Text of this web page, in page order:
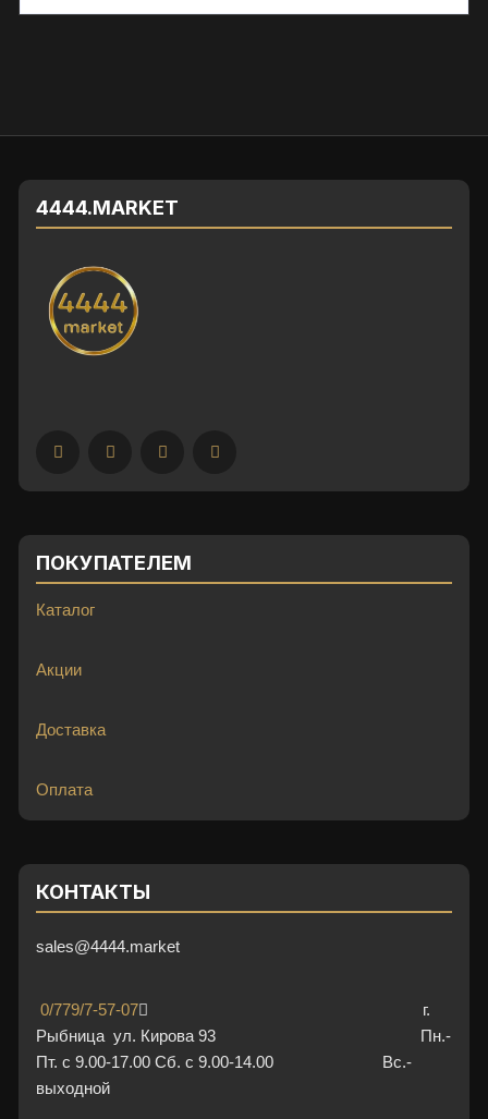
4444.MARKET
ПОКУПАТЕЛЕМ
Каталог
Акции
Доставка
Оплата
КОНТАКТЫ
sales@4444.market
0/779/7-57-07
г.
Рыбница ул. Кирова 93 Пн.-
Пт. с 9.00-17.00 Сб. с 9.00-14.00 Вс.-
выходной